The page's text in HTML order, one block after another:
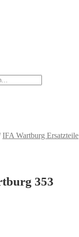
IFA Wartburg Ersatzteile
353